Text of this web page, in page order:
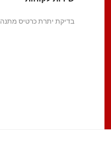
בדיקת יתרת כרטיס מתנה